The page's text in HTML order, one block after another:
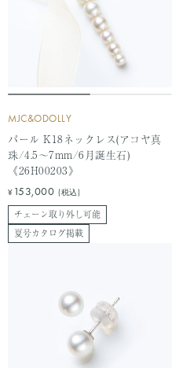
チェーン取り外し可能
夏号カタログ掲載
MJC&ODOLLY
パール K18ネックレス(アコヤ真
珠/4.5～7mm/6月誕生石)
《26H00203》
セ
ー
ル
価
¥ 153,000 (税込)